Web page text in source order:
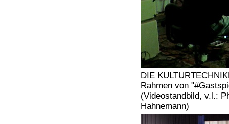
DIE
Rahmen von
(Videostandbild, v.l.:
Hahnemann)